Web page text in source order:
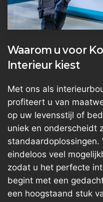
Waarom u voor
Interieur kiest
Met ons als
profiteert u van
op uw levensstijl of
uniek en onderscheidt
standaardoplossingen.
eindeloos veel
zodat u het perfecte
begint met een
een hoogstaand stuk